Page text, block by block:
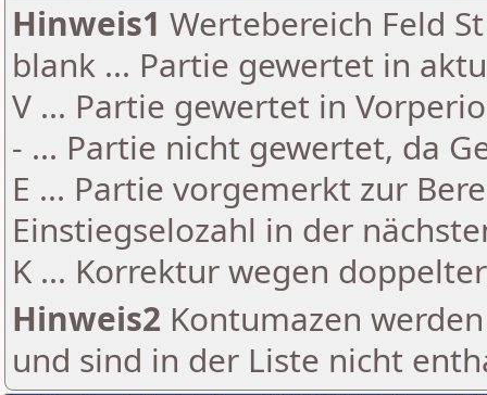
Hinweis1 Wertebereich Feld
blank ... Partie gewertet in
V ... Partie gewertet in
- ... Partie nicht gewertet, da
E ... Partie vorgemerkt zur
Einstiegselozahl in der
K ... Korrektur wegen
Hinweis2 Kontumazen
und sind in der Liste nicht